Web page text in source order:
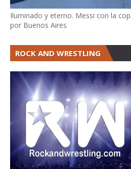
Iluminado y eterno. Messi con la
por Buenos Aires
ROCK AND WRESTLING